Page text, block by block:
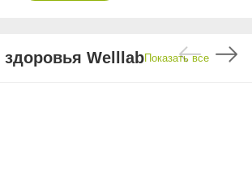
WelllabПоказать все